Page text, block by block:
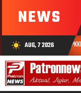
NEWS
wb_sunny AUG, 7 2026
Dinilai dalam PKKM Kanwil